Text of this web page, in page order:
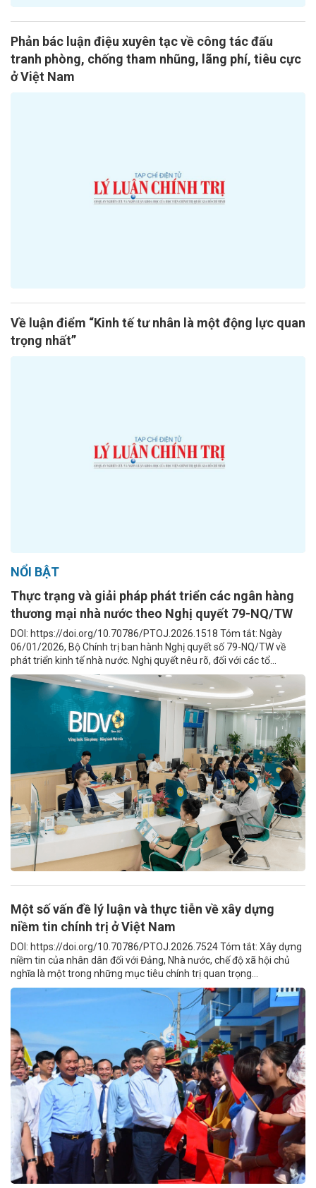
Phản bác luận điệu xuyên tạc về công tác đấu
tranh phòng, chống tham nhũng, lãng phí, tiêu cực
ở Việt Nam
Về luận điểm “Kinh tế tư nhân là một động lực quan
trọng nhất”
NỔI BẬT
Thực trạng và giải pháp phát triển các ngân hàng
thương mại nhà nước theo Nghị quyết 79-NQ/TW
DOI: https://doi.org/10.70786/PTOJ.2026.1518 Tóm tắt: Ngày
06/01/2026, Bộ Chính trị ban hành Nghị quyết số 79-NQ/TW về
phát triển kinh tế nhà nước. Nghị quyết nêu rõ, đối với các tổ...
Một số vấn đề lý luận và thực tiễn về xây dựng
niềm tin chính trị ở Việt Nam
DOI: https://doi.org/10.70786/PTOJ.2026.7524 Tóm tắt: Xây dựng
niềm tin của nhân dân đối với Đảng, Nhà nước, chế độ xã hội chủ
nghĩa là một trong những mục tiêu chính trị quan trọng...